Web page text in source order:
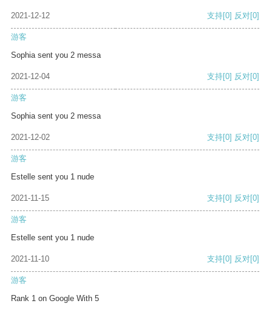
2021-12-12 支持[0] 反对[0]
游客
Sophia sent you 2 messa
2021-12-04 支持[0] 反对[0]
游客
Sophia sent you 2 messa
2021-12-02 支持[0] 反对[0]
游客
Estelle sent you 1 nude
2021-11-15 支持[0] 反对[0]
游客
Estelle sent you 1 nude
2021-11-10 支持[0] 反对[0]
游客
Rank 1 on Google With 5